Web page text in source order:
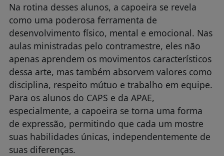
Na rotina desses alunos, a capoeira se revela
como uma poderosa ferramenta de
desenvolvimento físico, mental e emocional. Nas
aulas ministradas pelo contramestre, eles não
apenas aprendem os movimentos característicos
dessa arte, mas também absorvem valores como
disciplina, respeito mútuo e trabalho em equipe.
Para os alunos do CAPS e da APAE,
especialmente, a capoeira se torna uma forma
de expressão, permitindo que cada um mostre
suas habilidades únicas, independentemente de
suas diferenças.